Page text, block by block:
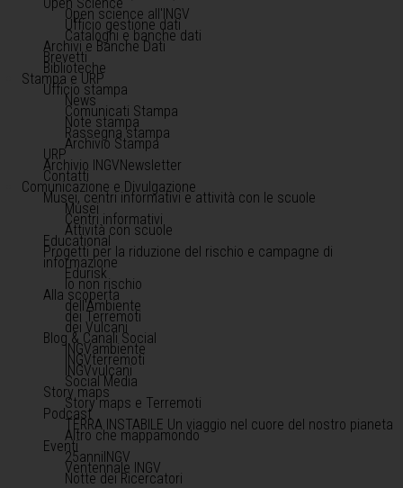
Open science all'INGV
Ufficio gestione dati
Cataloghi e banche dati
Archivi e Banche Dati
Brevetti
Biblioteche
Stampa e URP
Ufficio stampa
News
Comunicati Stampa
Note stampa
Rassegna stampa
Archivio Stampa
URP
Archivio INGVNewsletter
Contatti
Comunicazione e Divulgazione
Musei, centri informativi e attività con le scuole
Musei
Centri informativi
Attività con scuole
Educational
Progetti per la riduzione del rischio e campagne di
informazione
Edurisk
Io non rischio
Alla scoperta
dell'Ambiente
dei Terremoti
dei Vulcani
Blog & Canali Social
INGVambiente
INGVterremoti
INGVvulcani
Social Media
Story maps
Story maps e Terremoti
Podcast
TERRA INSTABILE Un viaggio nel cuore del nostro pianeta
Altro che mappamondo
Eventi
25anniINGV
Ventennale INGV
Notte dei Ricercatori